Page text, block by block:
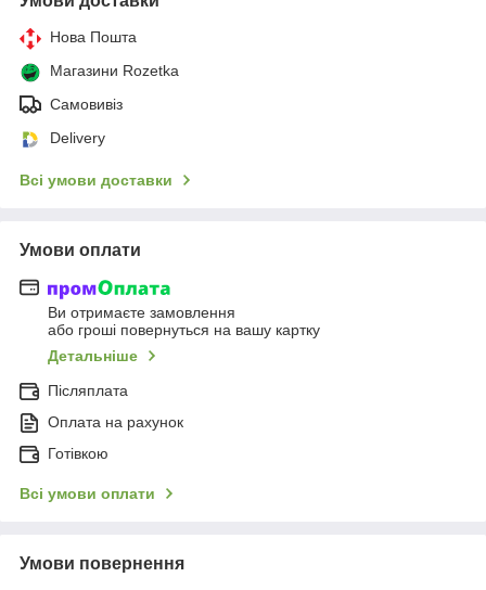
Нова Пошта
Магазини Rozetka
Самовивіз
Delivery
Всі умови доставки
Умови оплати
Ви отримаєте замовлення
або гроші повернуться на вашу картку
Детальніше
Післяплата
Оплата на рахунок
Готівкою
Всі умови оплати
Умови повернення